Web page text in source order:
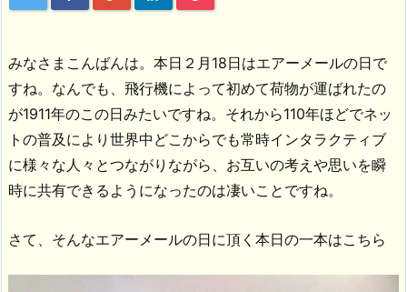
みなさまこんばんは。本日２月18日はエアーメールの日で
すね。なんでも、飛行機によって初めて荷物が運ばれたの
が1911年のこの日みたいですね。それから110年ほどでネッ
トの普及により世界中どこからでも常時インタラクティブ
に様々な人々とつながりながら、お互いの考えや思いを瞬
時に共有できるようになったのは凄いことですね。
さて、そんなエアーメールの日に頂く本日の一本はこちら